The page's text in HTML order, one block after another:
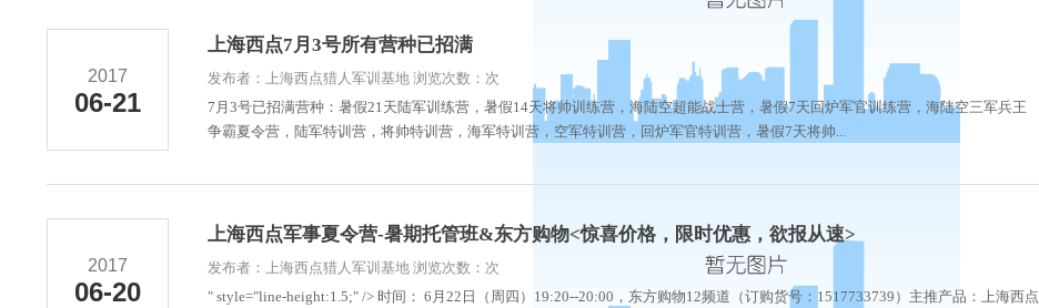
历程下载
2017
06-21
上海西点7月3号所有营种已招满
发布者：上海西点猎人军训基地 浏览次数：次
7月3号已招满营种：暑假21天陆军训练营，暑假14天将帅训练营，海陆空超能战士营，暑假7天回炉军官训练营，海陆空三军兵王
争霸夏令营，陆军特训营，将帅特训营，海军特训营，空军特训营，回炉军官特训营，暑假7天将帅...
2017
06-20
上海西点军事夏令营-暑期托管班&东方购物<惊喜价格，限时优惠，欲报从速>
发布者：上海西点猎人军训基地 浏览次数：次
" style="line-height:1.5;" /> 时间： 6月22日（周四）19:20--20:00，东方购物12频道（订购货号：1517733739）主推产品：上海西点